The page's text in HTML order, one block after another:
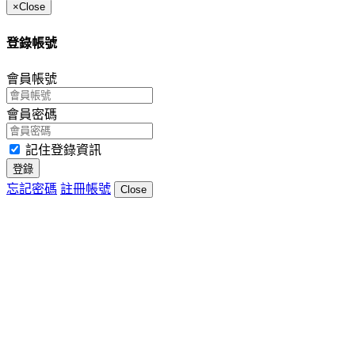
×Close
登錄帳號
會員帳號
會員密碼
記住登錄資訊
登錄
忘記密碼 註冊帳號 Close